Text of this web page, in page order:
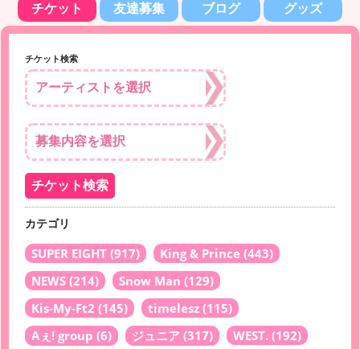
チケット 友達募集 ブログ グッズ
チケット検索
カテゴリ
SUPER EIGHT (917) King & Prince (443)
NEWS (214) Snow Man (129)
Kis-My-Ft2 (145) timelesz (115)
Aぇ! group (6) ジュニア (317) WEST. (192)